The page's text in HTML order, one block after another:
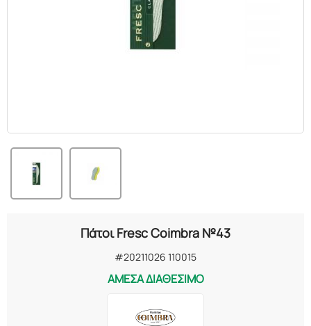
Πάτοι Fresc Coimbra №43
#20211026 110015
ΑΜΕΣΑ ΔΙΑΘΕΣΙΜΟ